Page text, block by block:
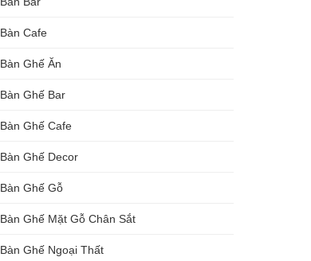
Bàn Cafe
Bàn Ghế Ăn
Bàn Ghế Bar
Bàn Ghế Cafe
Bàn Ghế Decor
Bàn Ghế Gỗ
Bàn Ghế Mặt Gỗ Chân Sắt
Bàn Ghế Ngoại Thất